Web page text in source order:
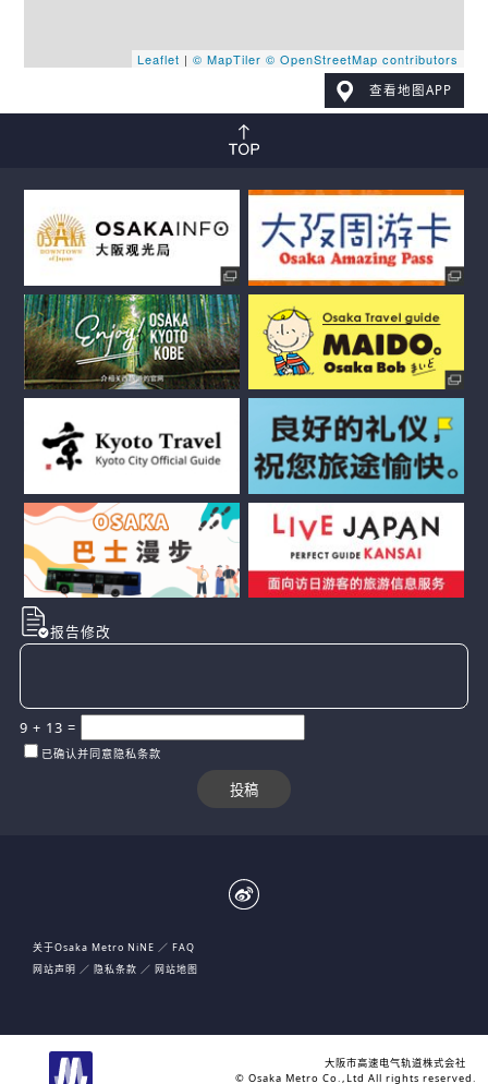
Leaflet | © MapTiler © OpenStreetMap contributors
查看地图APP
报告修改
9 + 13 =
已确认并同意隐私条款
关于Osaka Metro NiNE
FAQ
网站声明
隐私条款 网站地图
大阪市高速电气轨道株式会社
© Osaka Metro Co.,Ltd All rights reserved.